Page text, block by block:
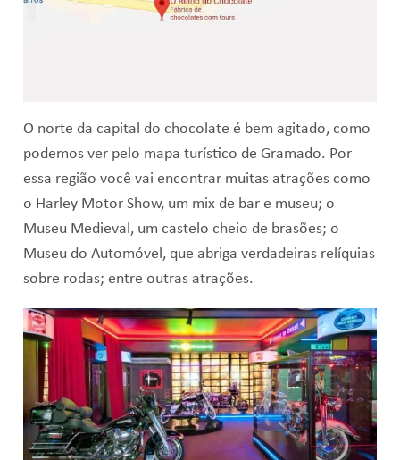
O norte da capital do chocolate é bem agitado, como
podemos ver pelo mapa turístico de Gramado. Por
essa região você vai encontrar muitas atrações como
o Harley Motor Show, um mix de bar e museu; o
Museu Medieval, um castelo cheio de brasões; o
Museu do Automóvel, que abriga verdadeiras relíquias
sobre rodas; entre outras atrações.